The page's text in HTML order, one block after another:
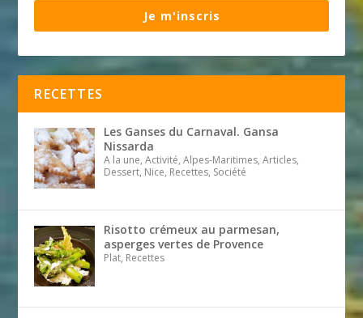
Je m'inscris
RECETTES
Les Ganses du Carnaval. Gansa
Nissarda
A la une, Activité, Alpes-Maritimes, Articles,
Dessert, Nice, Recettes, Société
Risotto crémeux au parmesan,
asperges vertes de Provence
Plat, Recettes